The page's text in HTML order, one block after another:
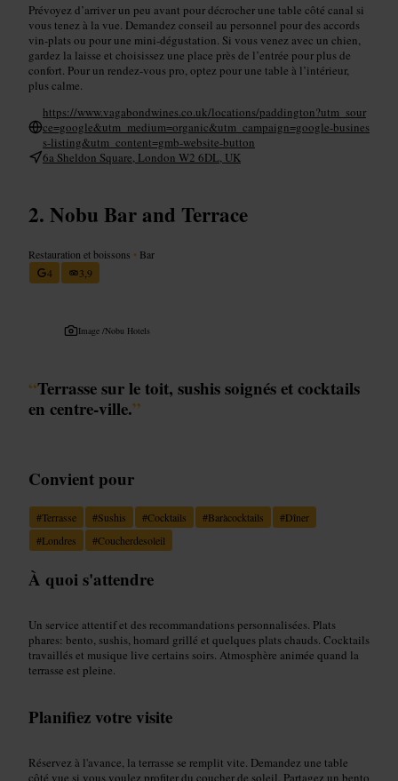
Prévoyez d’arriver un peu avant pour décrocher une table côté canal si
vous tenez à la vue. Demandez conseil au personnel pour des accords
vin-plats ou pour une mini-dégustation. Si vous venez avec un chien,
gardez la laisse et choisissez une place près de l’entrée pour plus de
confort. Pour un rendez-vous pro, optez pour une table à l’intérieur,
plus calme.
https://www.vagabondwines.co.uk/locations/paddington?utm_sour
ce=google&utm_medium=organic&utm_campaign=google-busines
s-listing&utm_content=gmb-website-button
6a Sheldon Square, London W2 6DL, UK
Nobu Bar and Terrace
Restauration et boissons • Bar
4
3,9
Image /Nobu Hotels
“Terrasse sur le toit, sushis soignés et cocktails
en centre-ville.”
Convient pour
#Terrasse #Sushis #Cocktails #Baràcocktails #Dîner
#Londres #Coucherdesoleil
À quoi s'attendre
Un service attentif et des recommandations personnalisées. Plats
phares: bento, sushis, homard grillé et quelques plats chauds. Cocktails
travaillés et musique live certains soirs. Atmosphère animée quand la
terrasse est pleine.
Planifiez votre visite
Réservez à l'avance, la terrasse se remplit vite. Demandez une table
côté vue si vous voulez profiter du coucher de soleil. Partagez un bento